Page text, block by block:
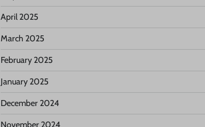
April 2025
March 2025
February 2025
January 2025
December 2024
November 2024